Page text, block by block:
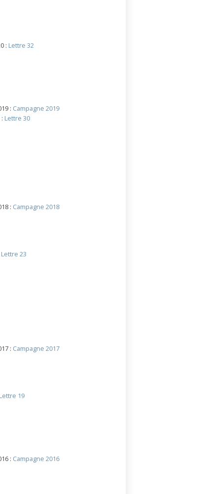
: Lettre 32
: Campagne 2019
Lettre 30
: Campagne 2018
Lettre 23
: Campagne 2017
19
: Campagne 2016